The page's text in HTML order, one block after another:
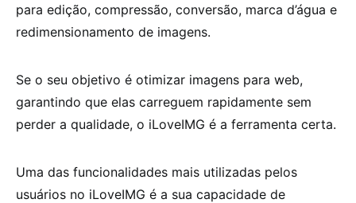
para edição, compressão, conversão, marca d’água e
redimensionamento de imagens.
Se o seu objetivo é otimizar imagens para web,
garantindo que elas carreguem rapidamente sem
perder a qualidade, o iLoveIMG é a ferramenta certa.
Uma das funcionalidades mais utilizadas pelos
usuários no iLoveIMG é a sua capacidade de